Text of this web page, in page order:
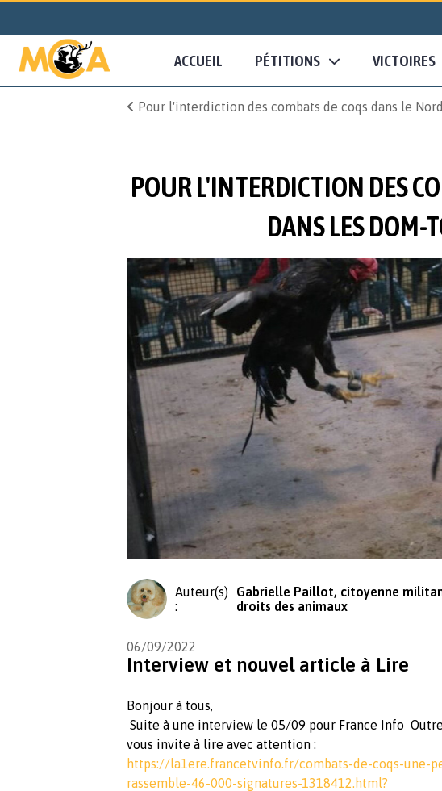
ACCUEIL PÉTITIONS VICTOIRES
Pour l'interdiction des combats de coqs dans le
POUR L'INTERDICTION DES
DANS LES DOM-
Auteur(s)
:
Gabrielle Paillot, citoyenne
droits des animaux
06/09/2022
Interview et nouvel article à Lire
Bonjour à tous,
Suite à une interview le 05/09 pour France Info
vous invite à lire avec attention :
https://la1ere.francetvinfo.fr/combats-de-coqs-une-
rassemble-46-000-signatures-1318412.html?